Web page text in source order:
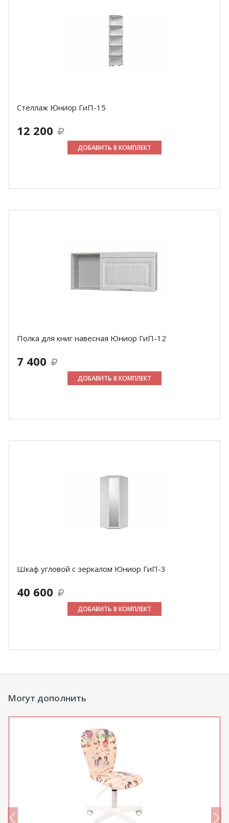
Стеллаж Юниор ГиП-15
12 200
ДОБАВИТЬ В КОМПЛЕКТ
Полка для книг навесная Юниор ГиП-12
7 400
ДОБАВИТЬ В КОМПЛЕКТ
Шкаф угловой с зеркалом Юниор ГиП-3
40 600
ДОБАВИТЬ В КОМПЛЕКТ
Могут дополнить